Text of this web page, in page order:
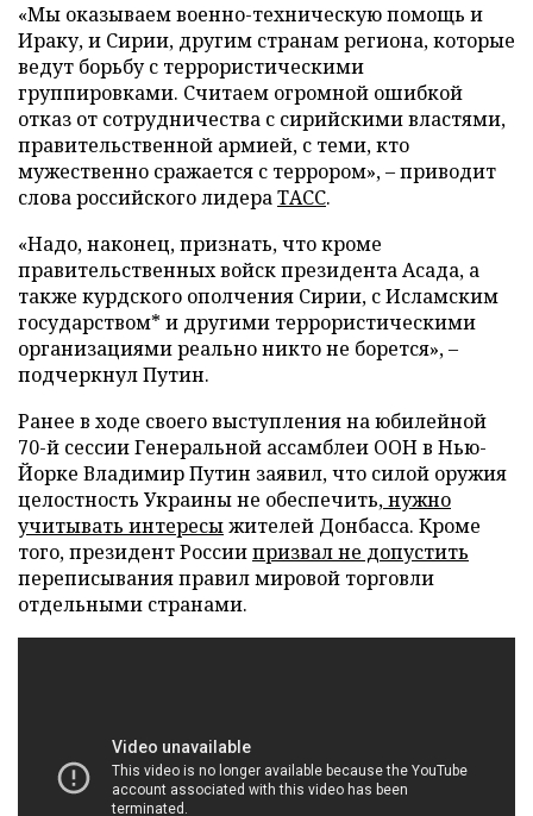
«Мы оказываем военно-техническую помощь и
Ираку, и Сирии, другим странам региона, которые
ведут борьбу с террористическими
группировками. Считаем огромной ошибкой
отказ от сотрудничества с сирийскими властями,
правительственной армией, с теми, кто
мужественно сражается с террором», – приводит
слова российского лидераТАСС.
«Надо, наконец, признать, что кроме
правительственных войск президента Асада, а
также курдского ополчения Сирии, с Исламским
государством* и другими террористическими
организациями реально никто не борется», –
подчеркнул Путин.
Ранее в ходе своего выступления на юбилейной
70-й сессии Генеральной ассамблеи ООН в Нью-
Йорке Владимир Путин заявил, что силой оружия
целостность Украины не обеспечить, нужно
учитывать интересыжителей Донбасса. Кроме
того, президент Россиипризвал не допустить
переписывания правил мировой торговли
отдельными странами.